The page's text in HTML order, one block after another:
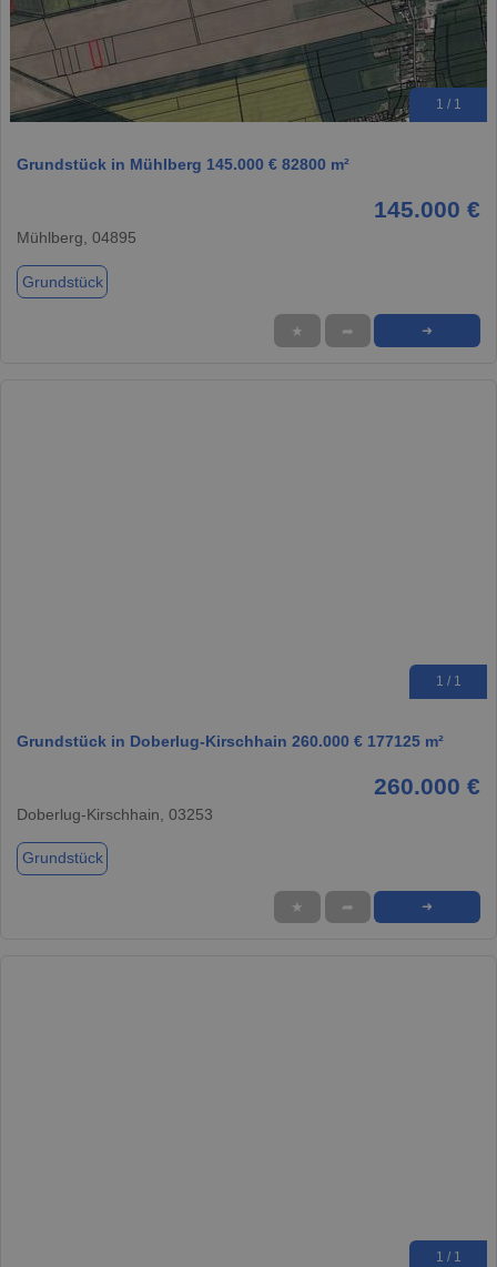
1 / 1
Grundstück in Mühlberg 145.000 € 82800 m²
145.000 €
Mühlberg, 04895
Grundstück
★ ➦ ➜
1 / 1
Grundstück in Doberlug-Kirschhain 260.000 € 177125 m²
260.000 €
Doberlug-Kirschhain, 03253
Grundstück
★ ➦ ➜
1 / 1